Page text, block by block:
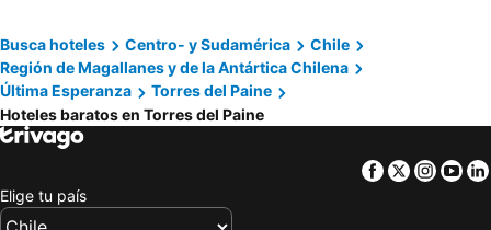
Pampa Lodge, Quincho & Caballos
EcoCamp Patagonia
Estancia Cerro Guido
Refugio Pampa
Hotel Hosteria Las Torres
Busca hoteles Centro- y Sudamérica
Chile
Región de Magallanes y de la Antártica Chilena
Última Esperanza
Torres del Paine
Hoteles baratos en Torres del Paine
Facebook
Twitter
Elige tu país